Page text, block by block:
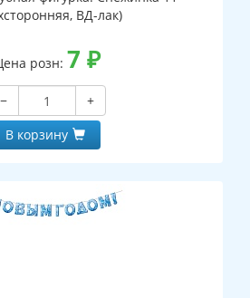
ВД-лак)
розн: 7 ₽
−
+
В корзину